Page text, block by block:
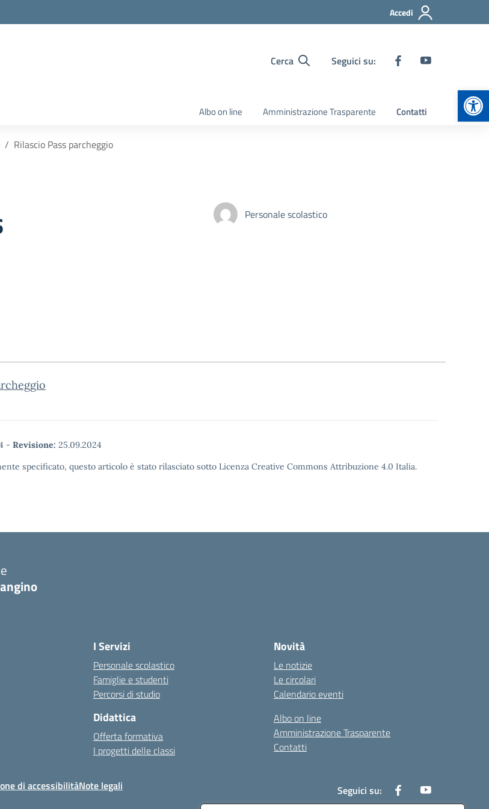
Accedi
Cerca Seguici su:
Albo on line Amministrazione Trasparente Contatti
Rilascio Pass parcheggio
Personale scolastico
- Revisione: 25.09.2024
specificato, questo articolo è stato rilasciato sotto Licenza Creative Commons Attribuzione 4.0 Italia.
I Servizi
Personale scolastico
Famiglie e studenti
Percorsi di studio
Didattica
Offerta formativa
I progetti delle classi
Novità
Le notizie
Le circolari
Calendario eventi
Albo on line
Amministrazione Trasparente
Contatti
di accessibilitàNote legali Seguici su: